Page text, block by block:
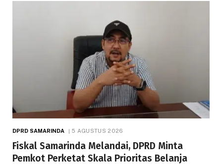
DPRD SAMARINDA 5 AGUSTUS 2026
Fiskal Samarinda Melandai, DPRD Minta
Pemkot Perketat Skala Prioritas Belanja